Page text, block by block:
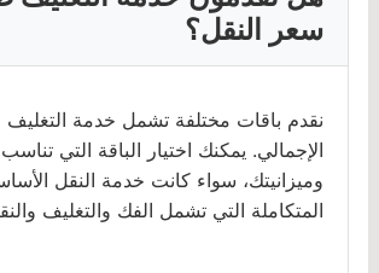
سعر النقل؟
نقدم باقات مختلفة تشمل خدمة
الإجمالي. يمكنك اختيار الباقة التي
وميزانيتك، سواء كانت خدمة النقل
المتكاملة التي تشمل الفك والتغليف